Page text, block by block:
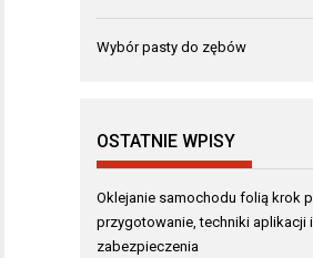
Wybór pasty do zębów
OSTATNIE WPISY
Oklejanie samochodu folią krok
przygotowanie, techniki aplikacji
zabezpieczenia